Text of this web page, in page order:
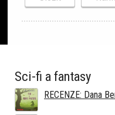
Sci-fi a fantasy
RECENZE: Dana